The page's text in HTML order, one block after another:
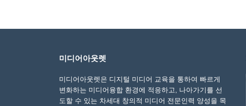
미디어아웃렛
미디어아웃렛은 디지털 미디어 교육을 통하여 빠르게
변화하는 미디어융합 환경에 적응하고, 나아가기를 선
도할 수 있는 차세대 창의적 미디어 전문인력 양성을 목